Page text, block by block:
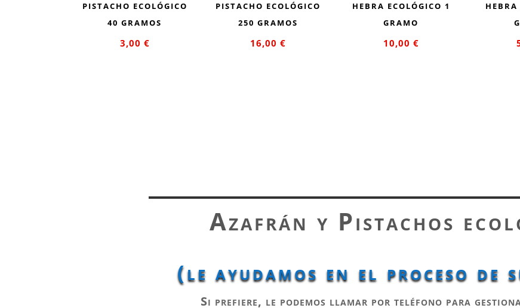
PISTACHO ECOLÓGICO
40 GRAMOS
3,00 €
PISTACHO ECOLÓGICO
250 GRAMOS
16,00 €
HEBRA ECOLÓGICO 1
GRAMO
10,00 €
HEBRA
Azafrán y Pistachos
(le ayudamos en el proceso de
Si prefiere, le podemos llamar por teléfono para